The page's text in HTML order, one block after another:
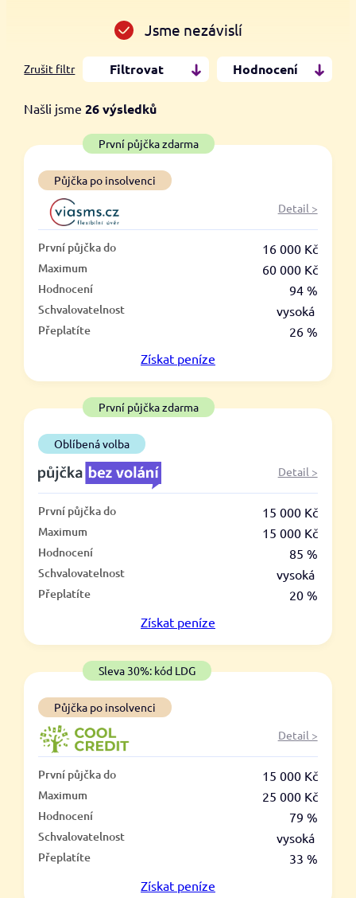
Jsme nezávislí
Zrušit filtr Filtrovat Hodnocení
Od
Do
První půjčka zdarma
–
ano
Ve zkušebce
ano
ne
Po insolvenci
ano
ne
Našli jsme26výsledků
První půjčka zdarma
Půjčka po insolvenci
Detail >
První půjčka do 16 000 Kč
Maximum 60 000 Kč
Hodnocení 94 %
Schvalovatelnost vysoká
Přeplatíte
26 %
Získat peníze
První půjčka zdarma
Oblíbená volba
Detail >
První půjčka do 15 000 Kč
Maximum 15 000 Kč
Hodnocení 85 %
Schvalovatelnost vysoká
Přeplatíte
20 %
Získat peníze
Sleva 30%: kód LDG
Půjčka po insolvenci
Detail >
První půjčka do 15 000 Kč
Maximum 25 000 Kč
Hodnocení 79 %
Schvalovatelnost vysoká
Přeplatíte
33 %
Získat peníze